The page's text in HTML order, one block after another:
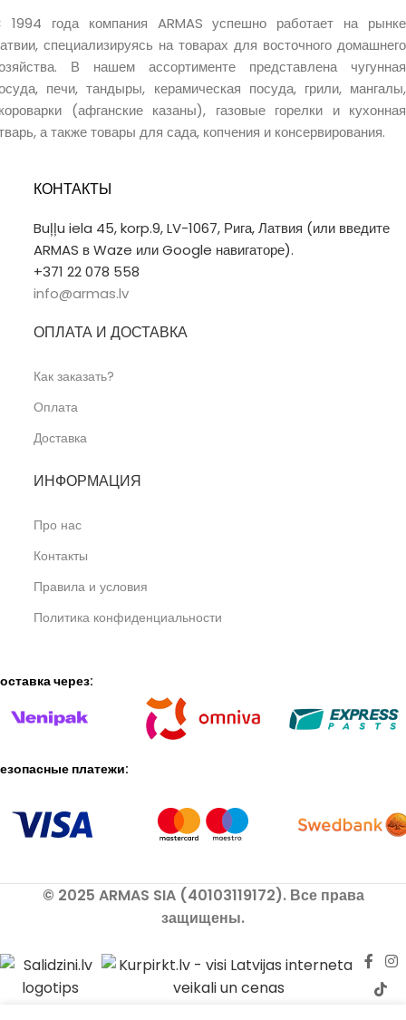
1994 года компания ARMAS успешно работает на рынке
специализируясь на товарах для восточного домашнего
В нашем ассортименте представлена чугунная
печи, тандыры, керамическая посуда, грили, мангалы,
(афганские казаны), газовые горелки и кухонная
а также товары для сада, копчения и консервирования.
КОНТАКТЫ
Buļļu iela 45, korp.9, LV-1067, Рига, Латвия (или введите
ARMAS в Waze или Google навигаторе).
+371 22 078 558
info@armas.lv
ОПЛАТА И ДОСТАВКА
Как заказать?
Оплата
Доставка
ИНФОРМАЦИЯ
Про нас
Контакты
Правила и условия
Политика конфиденциальности
через:
платежи:
© 2025 ARMAS SIA (40103119172). Все права
защищены.